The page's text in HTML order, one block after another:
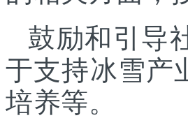
鼓励和引导
于支持冰雪产
培养等。